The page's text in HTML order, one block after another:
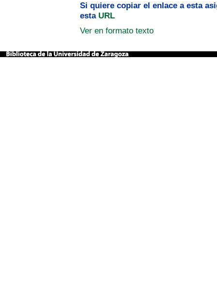
Si quiere copiar el enlace a esta
esta URL
Ver en formato texto